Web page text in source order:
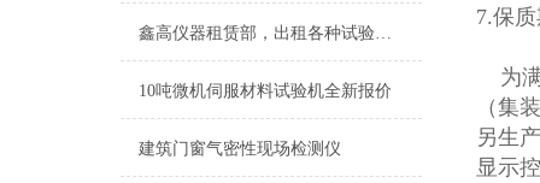
鑫高仪器租赁部，出租各种试验检测仪器
10吨微机伺服材料试验机全新报价
建筑门窗气密性现场检测仪
7.保
为满
（集
另生
显示